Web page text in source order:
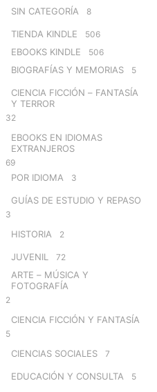
SIN CATEGORÍA 8
TIENDA KINDLE 506
EBOOKS KINDLE 506
BIOGRAFÍAS Y MEMORIAS 5
CIENCIA FICCIÓN – FANTASÍA
Y TERROR
32
EBOOKS EN IDIOMAS
EXTRANJEROS
69
POR IDIOMA 3
GUÍAS DE ESTUDIO Y REPASO
3
HISTORIA 2
JUVENIL 72
ARTE – MÚSICA Y
FOTOGRAFÍA
2
CIENCIA FICCIÓN Y FANTASÍA
5
CIENCIAS SOCIALES 7
EDUCACIÓN Y CONSULTA 5